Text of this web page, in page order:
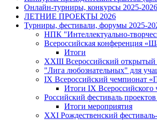
Онлайн-турниры, конкурсы 2025-
ЛЕТНИЕ ПРОЕКТЫ 2026
Турниры, фестивали, форумы 2025-
НПК "Интеллектуально-
Всероссийская конференция
Итоги
XXIII Всероссийский
"Лига любознательных" для
IX Всероссийский чемпионат
Итоги IX Всероссийского
Российский фестиваль
Итоги мероприятия
XXI Рождественский